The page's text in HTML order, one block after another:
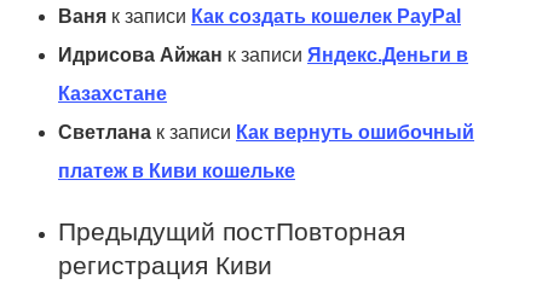
Ваня к записи Как создать кошелек PayPal
Идрисова Айжан к записи Яндекс.Деньги в
Казахстане
Светлана к записи Как вернуть ошибочный
платеж в Киви кошельке
Предыдущий постПовторная
регистрация Киви